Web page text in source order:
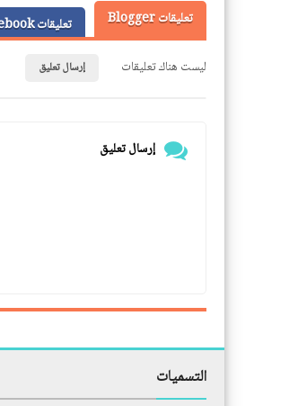
تعليقات Blogger
تعليقات Facebook
ليست هناك تعليقات
إرسال تعليق
إرسال تعليق
التسميات